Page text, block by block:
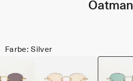
Oatman
Farbe: Silver